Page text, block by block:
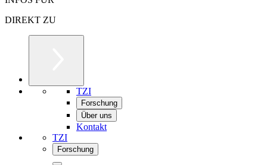
DIREKT ZU
TZI
Forschung
Über uns
Kontakt
TZI
Forschung